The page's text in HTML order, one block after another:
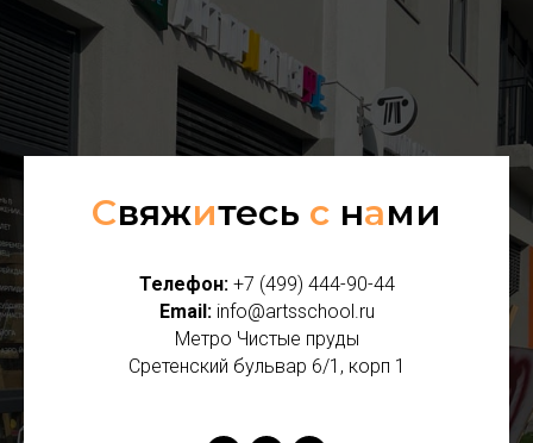
Свяжитесь с нами
Телефон: +7 (499) 444-90-44
Email: info@artsschool.ru
Метро Чистые пруды
Сретенский бульвар 6/1, корп 1